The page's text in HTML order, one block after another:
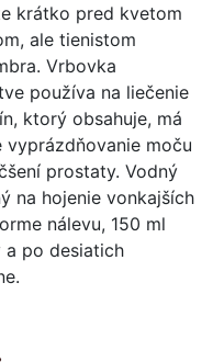
krátko pred kvetom
ale tienistom
Vrbovka
používa na liečenie
ktorý obsahuje, má
moču
prostaty. Vodný
na hojenie vonkajších
nálevu, 150 ml
po desiatich